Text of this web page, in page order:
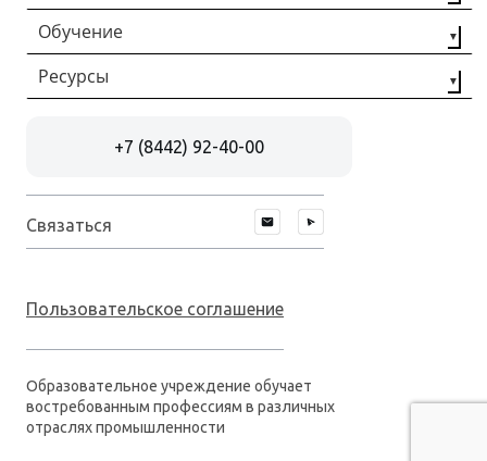
О компании
Наши партнёры
Обучение
Профессиональная
переподготовка
Повышение
квалификации
Рабочие
Ресурсы
+7 (8442) 92-40-00
Образовательное учреждение обучает
востребованным профессиям в различных
отраслях промышленности
Связаться
Пользовательское соглашение